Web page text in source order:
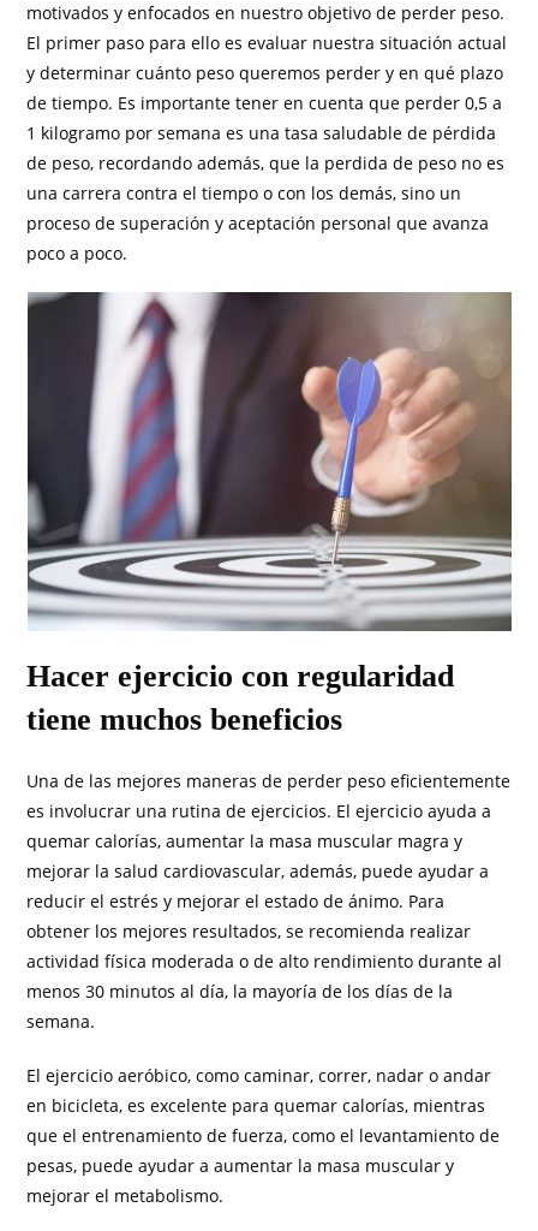
motivados y enfocados en nuestro objetivo de perder peso.
El primer paso para ello es evaluar nuestra situación actual
y determinar cuánto peso queremos perder y en qué plazo
de tiempo. Es importante tener en cuenta que perder 0,5 a
1 kilogramo por semana es una tasa saludable de pérdida
de peso, recordando además, que la perdida de peso no es
una carrera contra el tiempo o con los demás, sino un
proceso de superación y aceptación personal que avanza
poco a poco.
Hacer ejercicio con regularidad
tiene muchos beneficios
Una de las mejores maneras de perder peso eficientemente
es involucrar una rutina de ejercicios. El ejercicio ayuda a
quemar calorías, aumentar la masa muscular magra y
mejorar la salud cardiovascular, además, puede ayudar a
reducir el estrés y mejorar el estado de ánimo. Para
obtener los mejores resultados, se recomienda realizar
actividad física moderada o de alto rendimiento durante al
menos 30 minutos al día, la mayoría de los días de la
semana.
El ejercicio aeróbico, como caminar, correr, nadar o andar
en bicicleta, es excelente para quemar calorías, mientras
que el entrenamiento de fuerza, como el levantamiento de
pesas, puede ayudar a aumentar la masa muscular y
mejorar el metabolismo.